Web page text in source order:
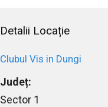
Detalii Locație
Clubul Vis in Dungi
Județ:
Sector 1